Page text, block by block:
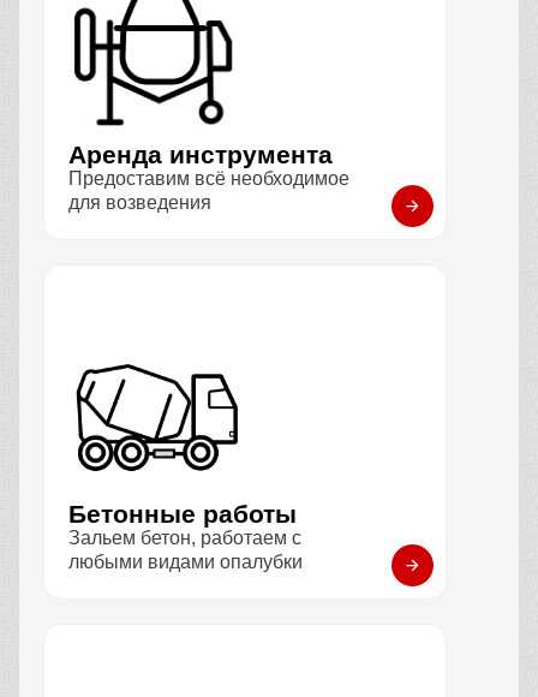
Аренда инструмента
Предоставим всё необходимое
для возведения
Бетонные работы
Зальем бетон, работаем с
любыми видами опалубки